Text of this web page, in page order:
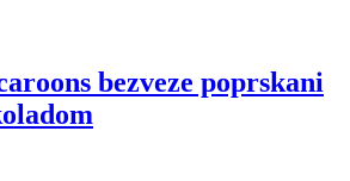
bezveze poprskani